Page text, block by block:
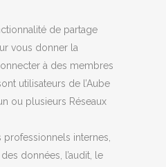
de partage
vous donner la
à des membres
utilisateurs de l’Aube
ou plusieurs Réseaux
professionnels internes,
données, l’audit, le